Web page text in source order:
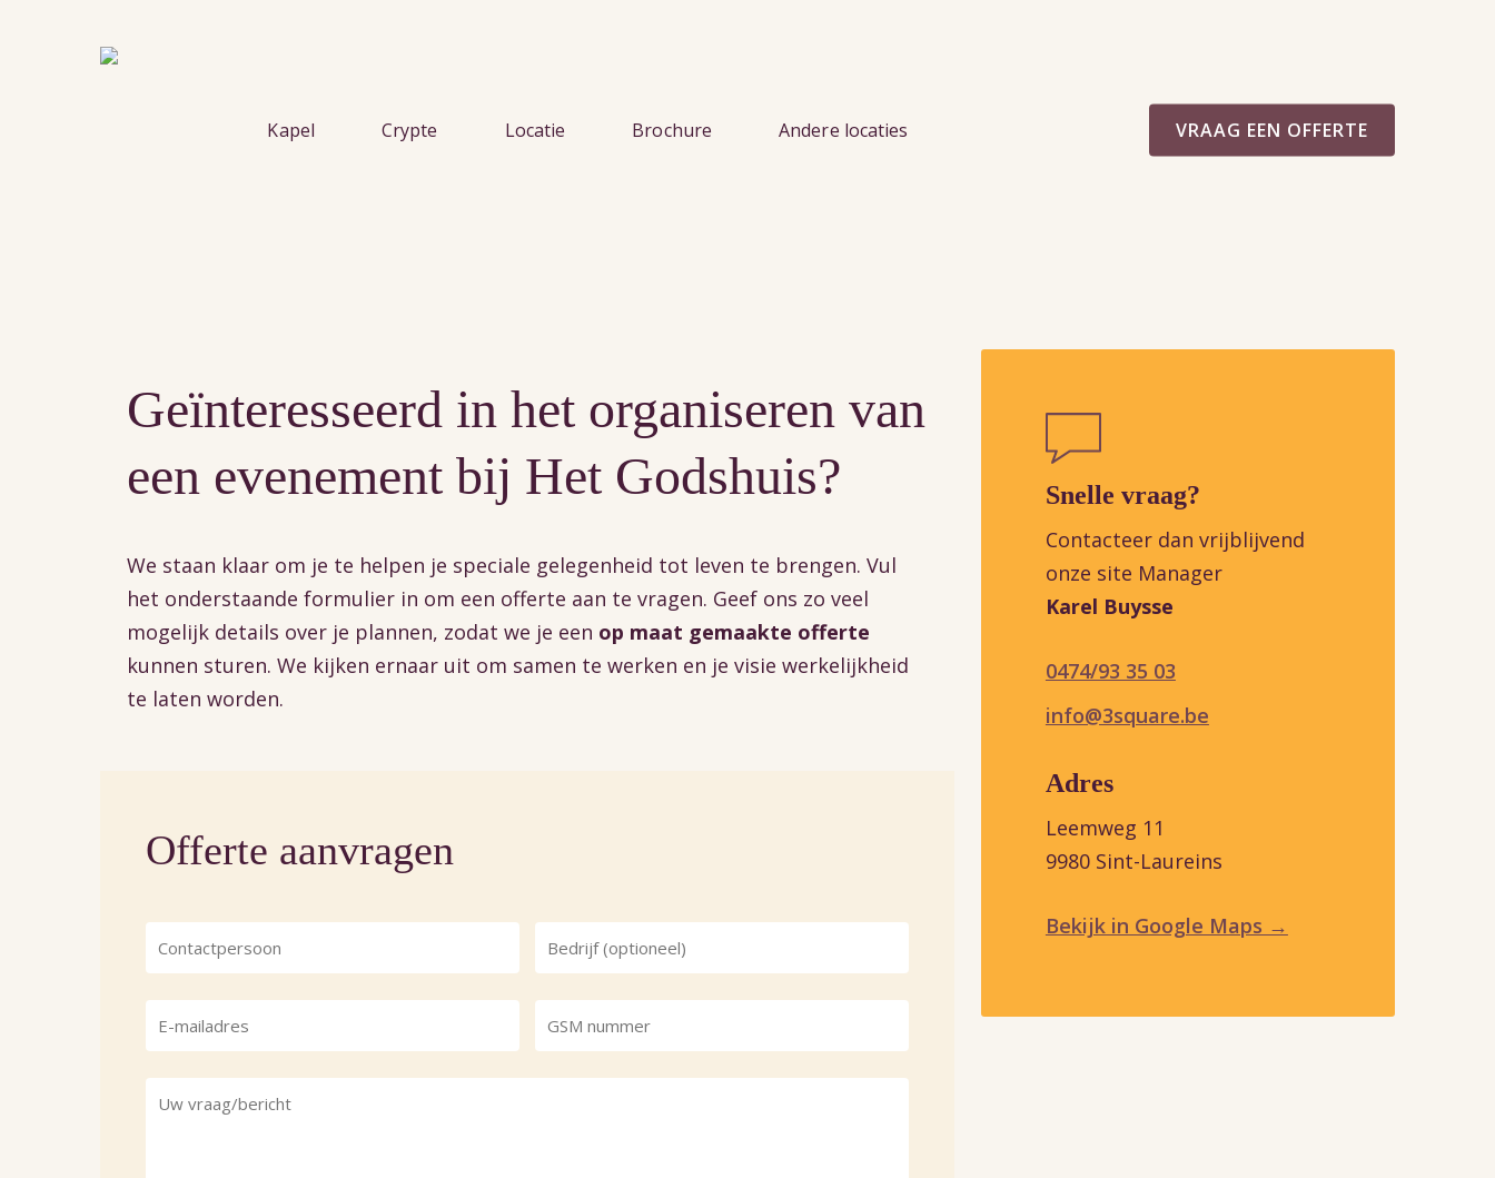
Kapel Crypte Locatie Brochure Andere locaties VRAAG EEN OFFERTE
Geïnteresseerd in het organiseren van
een evenement bij Het Godshuis?
We staan klaar om je te helpen je speciale gelegenheid tot leven te brengen. Vul
het onderstaande formulier in om een offerte aan te vragen. Geef ons zo veel
mogelijk details over je plannen, zodat we je een op maat gemaakte offerte
kunnen sturen. We kijken ernaar uit om samen te werken en je visie werkelijkheid
te laten worden.
Offerte aanvragen
Snelle vraag?
Contacteer dan vrijblijvend
onze site Manager
Karel Buysse
0474/93 35 03
info@3square.be
Adres
Leemweg 11
9980 Sint-Laureins
Bekijk in Google Maps →